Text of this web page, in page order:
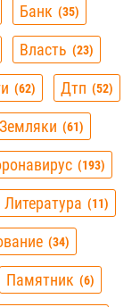
Банк 35
Власть 23
62 Дтп 52
Земляки 61
193
Литература 11
34
Памятник 6